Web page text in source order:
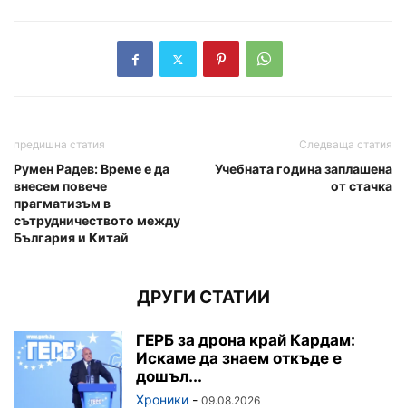
предишна статия
Румен Радев: Време е да
внесем повече
прагматизъм в
сътрудничеството между
България и Китай
Следваща статия
Учебната година заплашена
от стачка
ДРУГИ СТАТИИ
ГЕРБ за дрона край Кардам:
Искаме да знаем откъде е
дошъл...
Хроники - 09.08.2026